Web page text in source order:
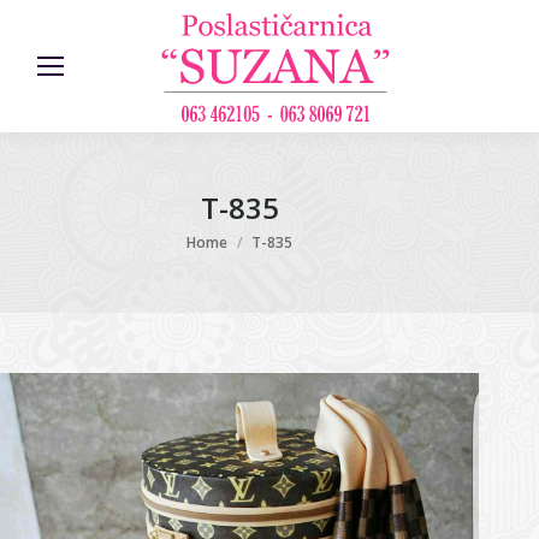
T-835
You are here:
Home T-835